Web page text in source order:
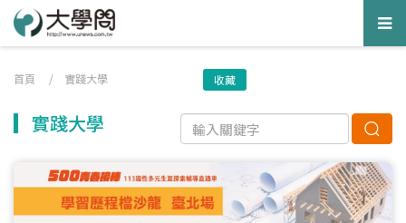
首頁 / 實踐大學 收藏
實踐大學